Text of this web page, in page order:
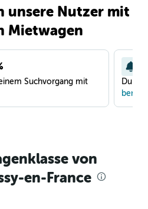
unsere Nutzer mit
Mietwagen
Suchvorgang mit
Du
von
en-France